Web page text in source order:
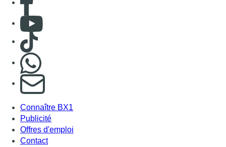
Consulter Youtube
Consulter TikTok
S'abonner à notre newsletter
Connaître BX1
Publicité
Offres d'emploi
Contact